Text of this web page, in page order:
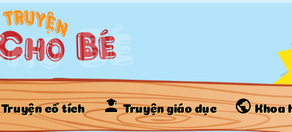
Truyện cổ tích Truyện giáo dục Khoa